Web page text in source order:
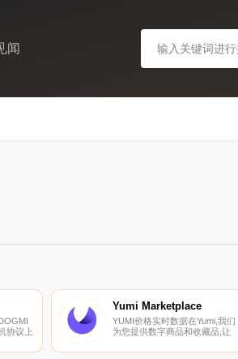
闻
协议上
统确
Yumi Marketplace
YUMI价格实时数据在Yumi,我们
为您提供数字商品和收藏品,让
是数字艺术家、设计师还是希望